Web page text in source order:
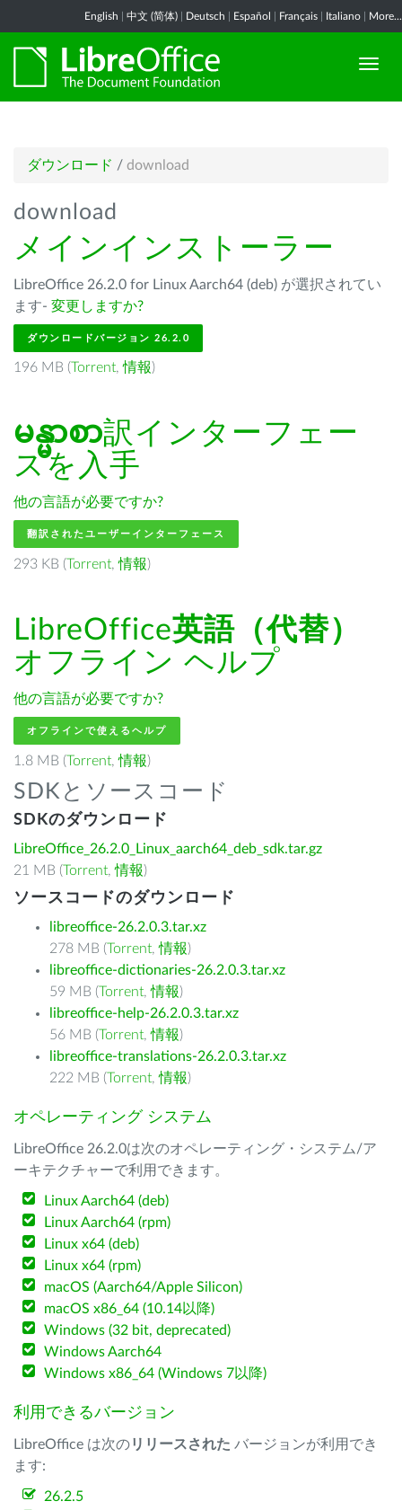
English 中文 (简体) Deutsch Español Français Italiano More...
ダウンロード / download
download
メインインストーラー
LibreOffice 26.2.0 for Linux Aarch64 (deb) が選択されてい
ます- 変更しますか?
ダウンロードバージョン 26.2.0
196 MB (Torrent,情報)
မန္မာစာ訳インターフェー
スを入手
他の言語が必要ですか?
翻訳されたユーザーインターフェース
293 KB (Torrent,情報)
LibreOffice英語（代替）
オフライン ヘルプ
他の言語が必要ですか?
オフラインで使えるヘルプ
1.8 MB (Torrent,情報)
SDKとソースコード
SDKのダウンロード
LibreOffice_26.2.0_Linux_aarch64_deb_sdk.tar.gz
21 MB (Torrent,情報)
ソースコードのダウンロード
libreoffice-26.2.0.3.tar.xz
278 MB (Torrent,情報)
libreoffice-dictionaries-26.2.0.3.tar.xz
59 MB (Torrent,情報)
libreoffice-help-26.2.0.3.tar.xz
56 MB (Torrent,情報)
libreoffice-translations-26.2.0.3.tar.xz
222 MB (Torrent,情報)
オペレーティング システム
LibreOffice 26.2.0は次のオペレーティング・システム/ア
ーキテクチャーで利用できます。
Linux Aarch64 (deb)
Linux Aarch64 (rpm)
Linux x64 (deb)
Linux x64 (rpm)
macOS (Aarch64/Apple Silicon)
macOS x86_64 (10.14以降)
Windows (32 bit, deprecated)
Windows Aarch64
Windows x86_64 (Windows 7以降)
利用できるバージョン
LibreOffice は次のリリースされた バージョンが利用でき
ます:
26.2.5